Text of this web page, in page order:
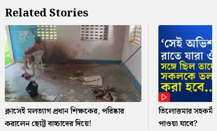
Related Stories
ক্লাসেই মলত্যাগ প্রধান শিক্ষকের, পরিষ্কার
করালেন ছোট্ট বাচ্চাদের দিয়ে!
তিলোত্তমার
পাওয়া যাবে?